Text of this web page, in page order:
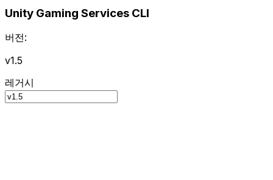
Unity Gaming Services CLI
버전:
v1.5
레거시